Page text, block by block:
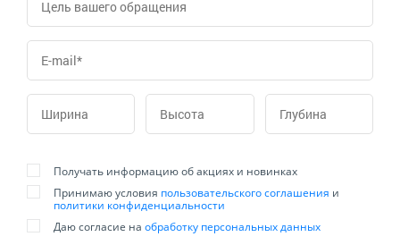
Получать информацию об акциях и новинках
Принимаю условия пользовательского соглашения и
политики конфиденциальности
Даю согласие на обработку персональных данных